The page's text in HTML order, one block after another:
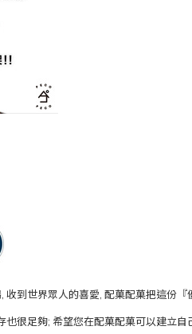
到世界眾人的喜愛, 配菓配菓把這份『
很足夠; 希望您在配菓配菓可以建立自